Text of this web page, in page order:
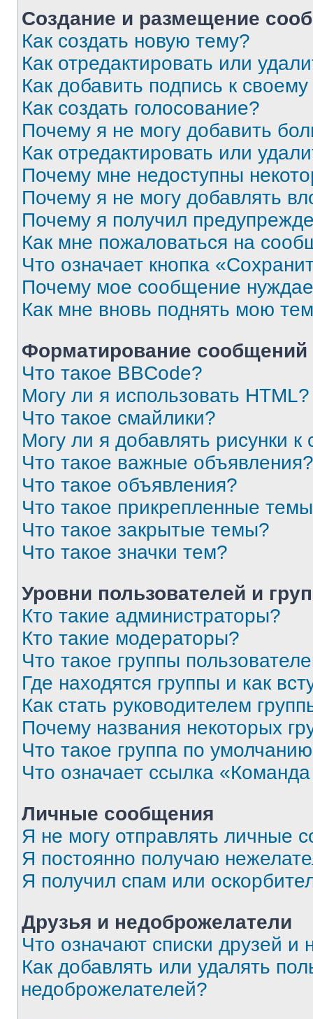
Создание и размещение
Как создать новую тему?
Как отредактировать или
Как добавить подпись к
Как создать голосование?
Почему я не могу добавить
Как отредактировать или
Почему мне недоступны
Почему я не могу добавлять
Почему я получил
Как мне пожаловаться на
Что означает кнопка
Почему мое сообщение
Как мне вновь поднять мою
Форматирование
Что такое BBCode?
Могу ли я использовать HTML?
Что такое смайлики?
Могу ли я добавлять рисунки
Что такое важные объявления?
Что такое объявления?
Что такое прикрепленные
Что такое закрытые темы?
Что такое значки тем?
Уровни пользователей и
Кто такие администраторы?
Кто такие модераторы?
Что такое группы
Где находятся группы и как
Как стать руководителем
Почему названия некоторых
Что такое группа по
Что означает ссылка
Личные сообщения
Я не могу отправлять личные
Я постоянно получаю
Я получил спам или
Друзья и недоброжелатели
Что означают списки друзей и
Как добавлять или удалять
недоброжелателей?